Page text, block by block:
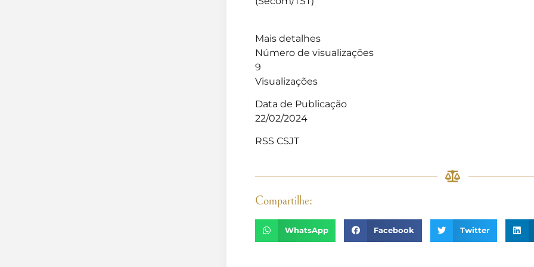
Mais detalhes
Número de visualizações
9
Visualizações
Data de Publicação
22/02/2024
RSS CSJT
Compartilhe:
WhatsApp Facebook Twitter